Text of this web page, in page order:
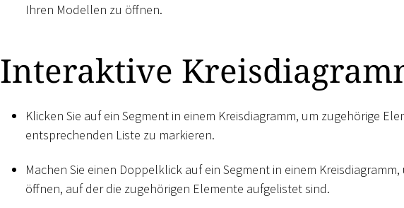
Ihren Modellen zu öffnen.
Interaktive
Klicken Sie auf ein Segment in einem Kreisdiagramm, um zugehörige
entsprechenden Liste zu markieren.
Machen Sie einen Doppelklick auf ein Segment in einem
öffnen, auf der die zugehörigen Elemente aufgelistet sind.